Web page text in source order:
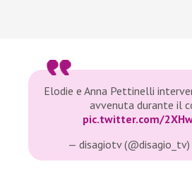
Elodie e Anna Pettinelli
avvenuta durante il
pic.twitter.com/
— disagiotv (@disagio_tv)